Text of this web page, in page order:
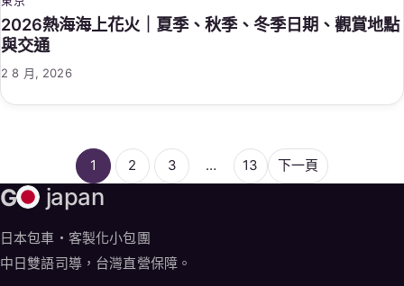
2026熱海海上花火｜夏季、秋季、冬季日期、觀賞地點
與交通
2 8 月, 2026
1 2 3 … 13 下一頁
G japan
日本包車・客製化小包團
中日雙語司導，台灣直營保障。